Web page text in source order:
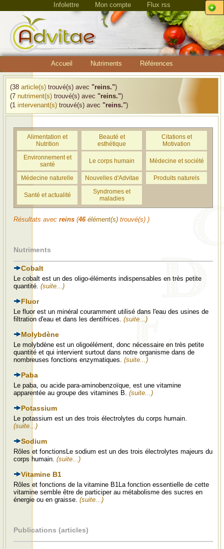
Infolettre Mon compte Flux rss
Accueil Nutriments Références
(38 article(s) trouvé(s) avec "reins.")
(7 nutriment(s) trouvé(s) avec "reins.")
(1 intervenant(s) trouvé(s) avec "reins.")
Alimentation et
Nutrition
Beauté et
esthétique
Citations et
Motivation
Environnement et
santé
Le corps humain Médecine et société
Médecine naturelle Nouvelles d'Advitae Produits naturels
Santé et actualité
Syndromes et
maladies
Résultats avec reins (46 élément(s) trouvé(s) )
Nutriments
Cobalt
Le cobalt est un des oligo-éléments indispensables en très petite
quantité. (suite...)
Fluor
Le fluor est un minéral couramment utilisé dans l'eau des usines de
filtration d'eau et dans les dentifrices. (suite...)
Molybdène
Le molybdène est un oligoélément, donc nécessaire en très petite
quantité et qui intervient surtout dans notre organisme dans de
nombreuses fonctions enzymatiques. (suite...)
Paba
Le paba, ou acide para-aminobenzoïque, est une vitamine
apparentée au groupe des vitamines B. (suite...)
Potassium
Le potassium est un des trois électrolytes du corps humain.
(suite...)
Sodium
Rôles et fonctionsLe sodium est un des trois électrolytes majeurs du
corps humain. (suite...)
Vitamine B1
Rôles et fonctions de la vitamine B1La fonction essentielle de cette
vitamine semble être de participer au métabolisme des sucres en
énergie ou en graisse. (suite...)
Publications (articles)